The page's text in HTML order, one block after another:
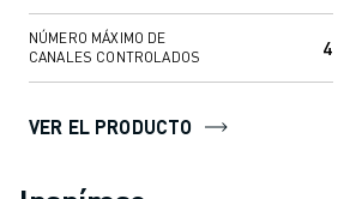
NÚMERO MÁXIMO DE
CANALES CONTROLADOS
4
VER EL PRODUCTO